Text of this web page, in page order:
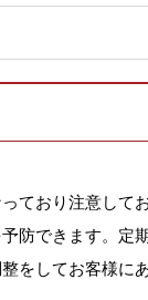
ており注意して
防できます。定
してお客様に